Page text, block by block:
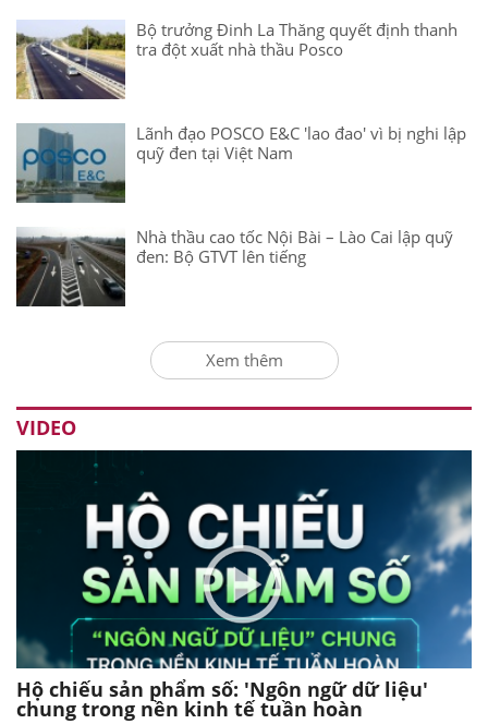
Bộ trưởng Đinh La Thăng quyết định thanh
tra đột xuất nhà thầu Posco
Lãnh đạo POSCO E&C 'lao đao' vì bị nghi lập
quỹ đen tại Việt Nam
Nhà thầu cao tốc Nội Bài – Lào Cai lập quỹ
đen: Bộ GTVT lên tiếng
Xem thêm
VIDEO
Hộ chiếu sản phẩm số: 'Ngôn ngữ dữ liệu'
chung trong nền kinh tế tuần hoàn